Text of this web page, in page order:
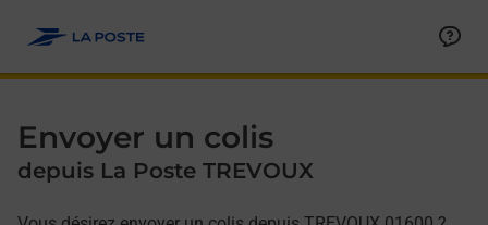
Envoyer un colis
depuis La Poste TREVOUX